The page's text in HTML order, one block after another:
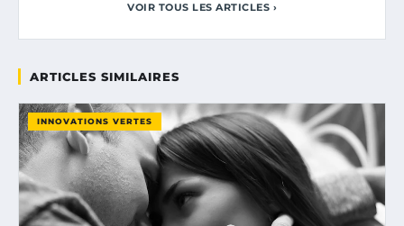
VOIR TOUS LES ARTICLES ›
ARTICLES SIMILAIRES
INNOVATIONS VERTES